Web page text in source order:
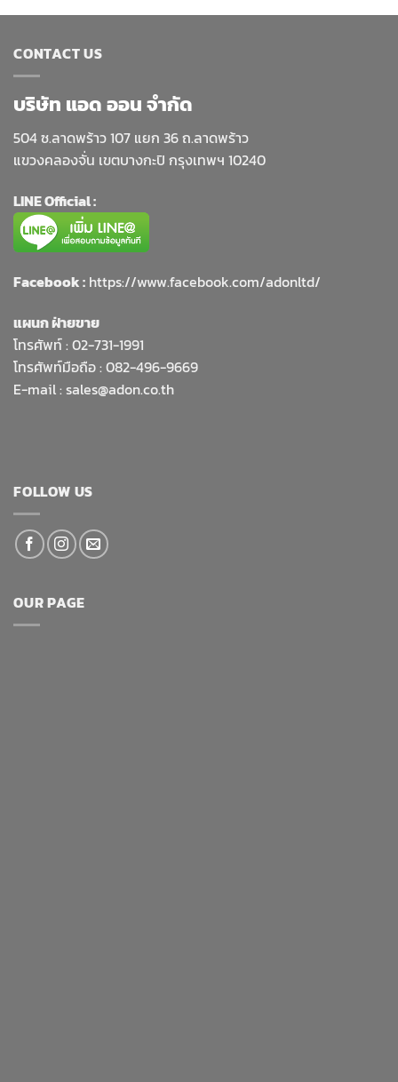
CONTACT US
บริษัท แอด ออน จำกัด
504 ซ.ลาดพร้าว 107 แยก 36 ถ.ลาดพร้าว
แขวงคลองจั่น เขตบางกะปิ กรุงเทพฯ 10240
LINE Official :
Facebook : https://www.facebook.com/adonltd/
แผนก ฝ่ายขาย
โทรศัพท์ : 02-731-1991
โทรศัพท์มือถือ : 082-496-9669
E-mail : sales@adon.co.th
FOLLOW US
OUR PAGE